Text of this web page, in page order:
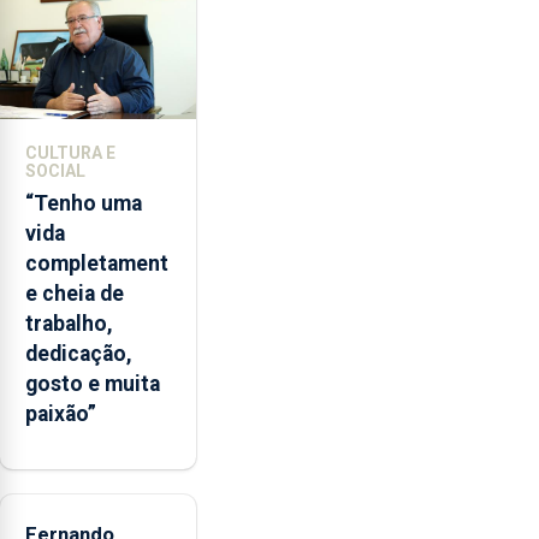
2022
e
2026.
A
das
Flores
apresenta
um
“decréscimo
significativo”
da
CPUE
entre
2022
CULTURA E
SOCIAL
“Tenho uma
vida
completament
e cheia de
trabalho,
dedicação,
gosto e muita
paixão”
Fernando